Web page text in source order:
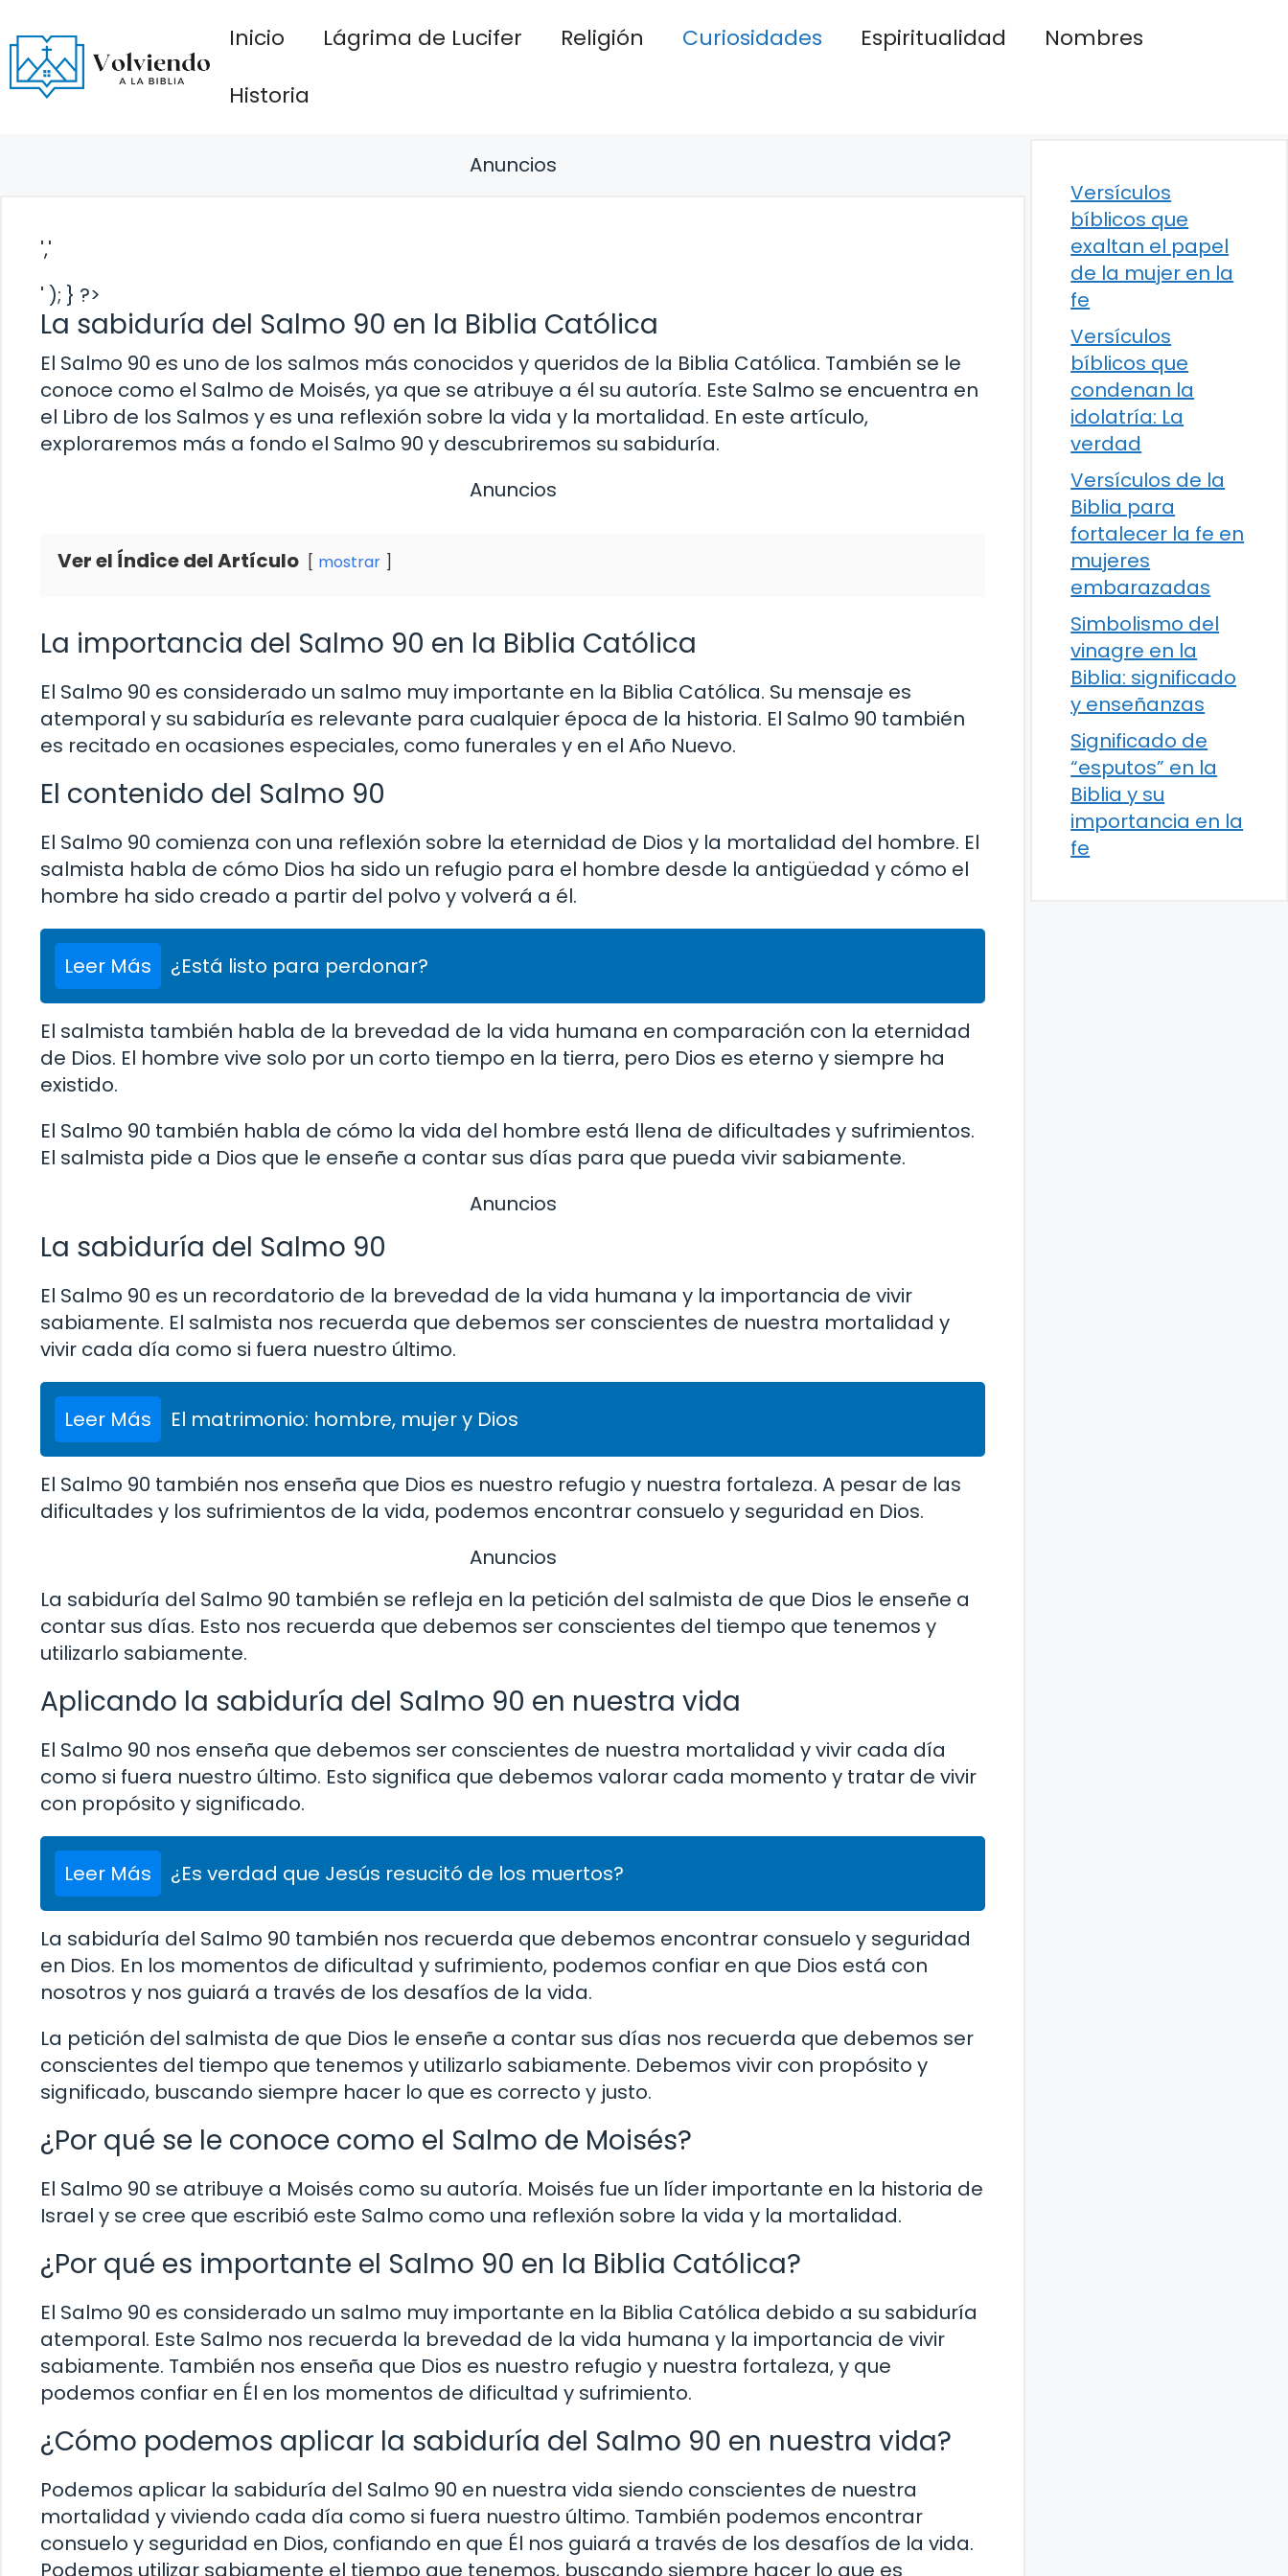
al
contenido
Inicio Lágrima de Lucifer Religión Curiosidades Espiritualidad
Nombres
Historia
Anuncios
','
' ); } ?>
La sabiduría del Salmo 90 en la Biblia Católica
El Salmo 90 es uno de los salmos más conocidos y queridos de la Biblia Católica. También se le
conoce como el Salmo de Moisés, ya que se atribuye a él su autoría. Este Salmo se encuentra en
el Libro de los Salmos y es una reflexión sobre la vida y la mortalidad. En este artículo,
exploraremos más a fondo el Salmo 90 y descubriremos su sabiduría.
Anuncios
Ver el Índice del Artículo mostrar
La importancia del Salmo 90 en la Biblia Católica
El Salmo 90 es considerado un salmo muy importante en la Biblia Católica. Su mensaje es
atemporal y su sabiduría es relevante para cualquier época de la historia. El Salmo 90 también
es recitado en ocasiones especiales, como funerales y en el Año Nuevo.
El contenido del Salmo 90
El Salmo 90 comienza con una reflexión sobre la eternidad de Dios y la mortalidad del hombre. El
salmista habla de cómo Dios ha sido un refugio para el hombre desde la antigüedad y cómo el
hombre ha sido creado a partir del polvo y volverá a él.
Leer Más ¿Está listo para perdonar?
El salmista también habla de la brevedad de la vida humana en comparación con la eternidad
de Dios. El hombre vive solo por un corto tiempo en la tierra, pero Dios es eterno y siempre ha
existido.
El Salmo 90 también habla de cómo la vida del hombre está llena de dificultades y sufrimientos.
El salmista pide a Dios que le enseñe a contar sus días para que pueda vivir sabiamente.
Anuncios
La sabiduría del Salmo 90
El Salmo 90 es un recordatorio de la brevedad de la vida humana y la importancia de vivir
sabiamente. El salmista nos recuerda que debemos ser conscientes de nuestra mortalidad y
vivir cada día como si fuera nuestro último.
Leer Más El matrimonio: hombre, mujer y Dios
El Salmo 90 también nos enseña que Dios es nuestro refugio y nuestra fortaleza. A pesar de las
dificultades y los sufrimientos de la vida, podemos encontrar consuelo y seguridad en Dios.
Anuncios
La sabiduría del Salmo 90 también se refleja en la petición del salmista de que Dios le enseñe a
contar sus días. Esto nos recuerda que debemos ser conscientes del tiempo que tenemos y
utilizarlo sabiamente.
Aplicando la sabiduría del Salmo 90 en nuestra vida
El Salmo 90 nos enseña que debemos ser conscientes de nuestra mortalidad y vivir cada día
como si fuera nuestro último. Esto significa que debemos valorar cada momento y tratar de vivir
con propósito y significado.
Leer Más ¿Es verdad que Jesús resucitó de los muertos?
La sabiduría del Salmo 90 también nos recuerda que debemos encontrar consuelo y seguridad
en Dios. En los momentos de dificultad y sufrimiento, podemos confiar en que Dios está con
nosotros y nos guiará a través de los desafíos de la vida.
La petición del salmista de que Dios le enseñe a contar sus días nos recuerda que debemos ser
conscientes del tiempo que tenemos y utilizarlo sabiamente. Debemos vivir con propósito y
significado, buscando siempre hacer lo que es correcto y justo.
¿Por qué se le conoce como el Salmo de Moisés?
El Salmo 90 se atribuye a Moisés como su autoría. Moisés fue un líder importante en la historia de
Israel y se cree que escribió este Salmo como una reflexión sobre la vida y la mortalidad.
¿Por qué es importante el Salmo 90 en la Biblia Católica?
El Salmo 90 es considerado un salmo muy importante en la Biblia Católica debido a su sabiduría
atemporal. Este Salmo nos recuerda la brevedad de la vida humana y la importancia de vivir
sabiamente. También nos enseña que Dios es nuestro refugio y nuestra fortaleza, y que
podemos confiar en Él en los momentos de dificultad y sufrimiento.
¿Cómo podemos aplicar la sabiduría del Salmo 90 en nuestra vida?
Podemos aplicar la sabiduría del Salmo 90 en nuestra vida siendo conscientes de nuestra
mortalidad y viviendo cada día como si fuera nuestro último. También podemos encontrar
consuelo y seguridad en Dios, confiando en que Él nos guiará a través de los desafíos de la vida.
Podemos utilizar sabiamente el tiempo que tenemos, buscando siempre hacer lo que es
Versículos
bíblicos que
exaltan el papel
de la mujer en la
fe
Versículos
bíblicos que
condenan la
idolatría: La
verdad
Versículos de la
Biblia para
fortalecer la fe en
mujeres
embarazadas
Simbolismo del
vinagre en la
Biblia: significado
y enseñanzas
Significado de
“esputos” en la
Biblia y su
importancia en la
fe